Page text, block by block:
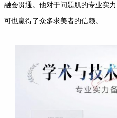
融会贯通。他对于问题肌的专业实
可也赢得了众多求美者的信赖。